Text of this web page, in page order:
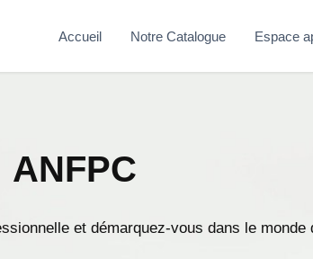
Accueil Notre Catalogue Espace
ANFPC
et démarquez-vous dans le monde